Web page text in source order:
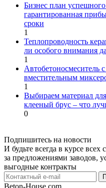
Бизнес план успешного
гарантированная
сроки
1
Теплопроводность
ли особого внимания
1
Автобетоносмеситель
вместительным
1
Выбираем материал
клееный брус – что
0
Подпишитесь на новости
И будьте всегда в курсе
за предложениями заводов,
выгодные контракты
Beton-House com